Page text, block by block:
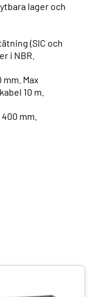
lager och
(SIC och
i NBR.
Max
10 m.
mm.